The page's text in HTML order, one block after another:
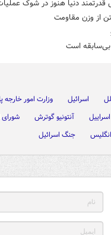
قدرتمند دنیا هنوز در شوک
از وزن مقاومت
بی‌سابقه است
اسرائیل وزارت امور خارجه
اسراییل آنتونیو گوترش شورای
انگلیس جنگ اسرائیل